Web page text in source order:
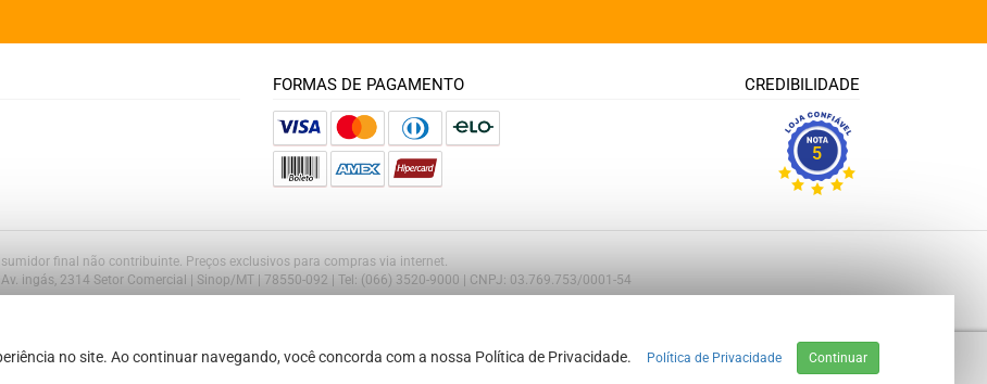
no site. Ao continuar navegando, você concorda com a nossa Política de Privacidade.
Política de Privacidade Continuar
FORMAS DE PAGAMENTO CREDIBILIDADE
5
final não contribuinte. Preços exclusivos para compras via internet.
ingás, 2314 Setor Comercial | Sinop/MT | 78550-092 | Tel: (066) 3520-9000 | CNPJ: 03.769.753/0001-54